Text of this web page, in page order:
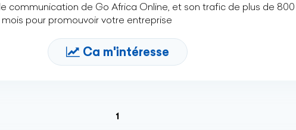
communication de Go Africa Online, et son trafic de plus de 800
pour promouvoir votre entreprise
Ca m'intéresse
1(current)